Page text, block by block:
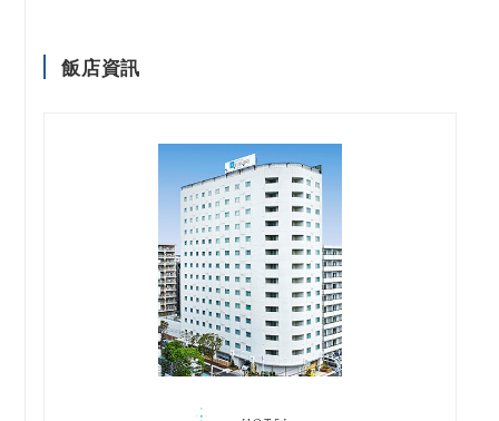
飯店資訊